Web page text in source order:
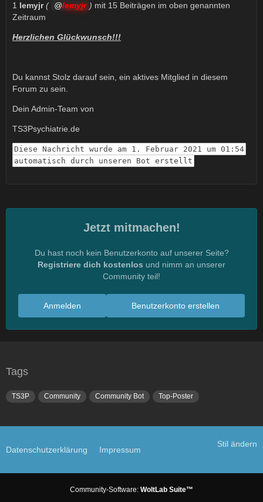
1 lemyjr( lemyjr ) mit 15 Beiträgen im oben genannten
Zeitraum
Herzlichen Glückwunsch!!!
Du kannst Stolz darauf sein, ein aktives Mitglied in diesem
Forum zu sein.
Dein Admin-Team von
TS3Psychiatrie.de
Diese Nachricht wurde am 1. Februar 2021 um 01:54
automatisch durch unseren Bot erstellt
Jetzt mitmachen!
Du hast noch kein Benutzerkonto auf unserer Seite?
Registriere dich kostenlos und nimm an unserer
Community teil!
Benutzerkonto erstellen
Anmelden
Tags
TS3P Community Community Bot Top-Poster
Stil ändern
Datenschutzerklärung Impressum
Community-Software: WoltLab Suite™